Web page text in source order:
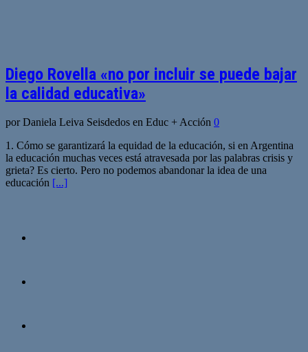
Diego Rovella «no por incluir se puede bajar
la calidad educativa»
por Daniela Leiva Seisdedos en Educ + Acción 0
1. Cómo se garantizará la equidad de la educación, si en Argentina
la educación muchas veces está atravesada por las palabras crisis y
grieta? Es cierto. Pero no podemos abandonar la idea de una
educación [...]